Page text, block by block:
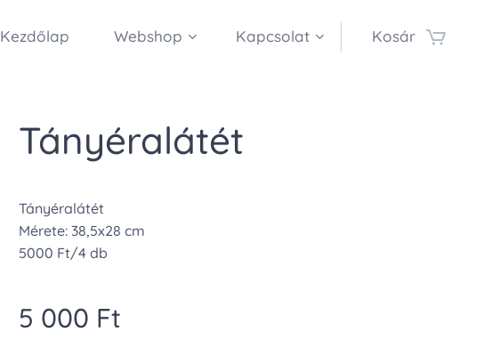
Kezdőlap Webshop Kapcsolat Kosár
Tányéralátét
Tányéralátét
Mérete: 38,5x28 cm
5000 Ft/4 db
5 000 Ft